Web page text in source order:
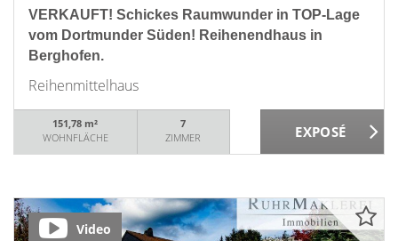
VERKAUFT! Schickes Raumwunder in TOP-Lage
vom Dortmunder Süden! Reihenendhaus in
Berghofen.
Reihenmittelhaus
151,78 m²
WOHNFLÄCHE
7
ZIMMER
Video